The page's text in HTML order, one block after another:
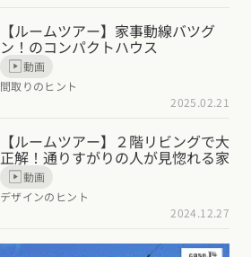
【ルームツアー】家事動線バツグ
ン！のコンパクトハウス
動画
間取りのヒント
2025.02.21
【ルームツアー】２階リビングで大
正解！通りすがりの人が見惚れる家
動画
デザインのヒント
2024.12.27